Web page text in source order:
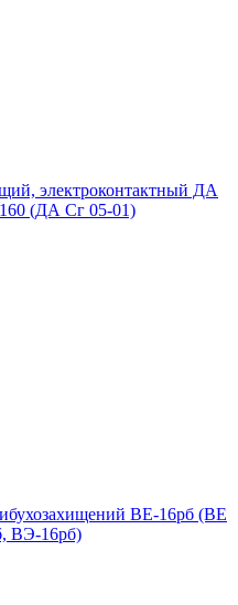
электроконтактный ДА
(ДА Сг 05-01)
ВЕ-16рб (ВЕ
ВЭ-16рб)